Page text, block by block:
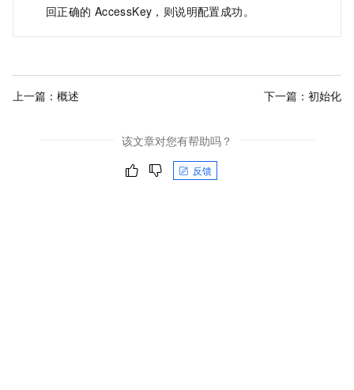
回正确的 AccessKey，则说明配置成功。
上一篇： 概述 下一篇： 初始化
该文章对您有帮助吗？
反馈